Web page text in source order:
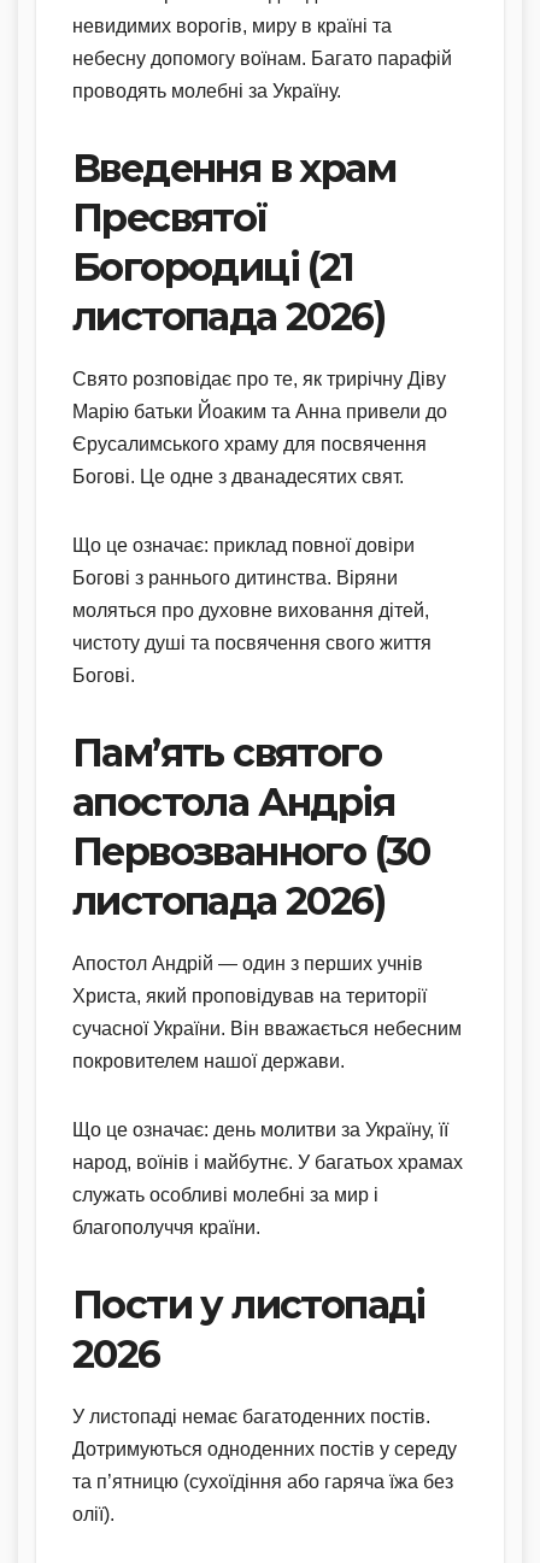
невидимих ворогів, миру в країні та
небесну допомогу воїнам. Багато парафій
проводять молебні за Україну.
Введення в храм
Пресвятої
Богородиці (21
листопада 2026)
Свято розповідає про те, як трирічну Діву
Марію батьки Йоаким та Анна привели до
Єрусалимського храму для посвячення
Богові. Це одне з дванадесятих свят.
Що це означає: приклад повної довіри
Богові з раннього дитинства. Віряни
моляться про духовне виховання дітей,
чистоту душі та посвячення свого життя
Богові.
Пам’ять святого
апостола Андрія
Первозванного (30
листопада 2026)
Апостол Андрій — один з перших учнів
Христа, який проповідував на території
сучасної України. Він вважається небесним
покровителем нашої держави.
Що це означає: день молитви за Україну, її
народ, воїнів і майбутнє. У багатьох храмах
служать особливі молебні за мир і
благополуччя країни.
Пости у листопаді
2026
У листопаді немає багатоденних постів.
Дотримуються одноденних постів у середу
та п’ятницю (сухоїдіння або гаряча їжа без
олії).